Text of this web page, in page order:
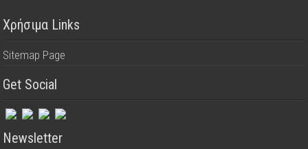
Χρήσιμα Links
Sitemap Page
Get Social
Newsletter